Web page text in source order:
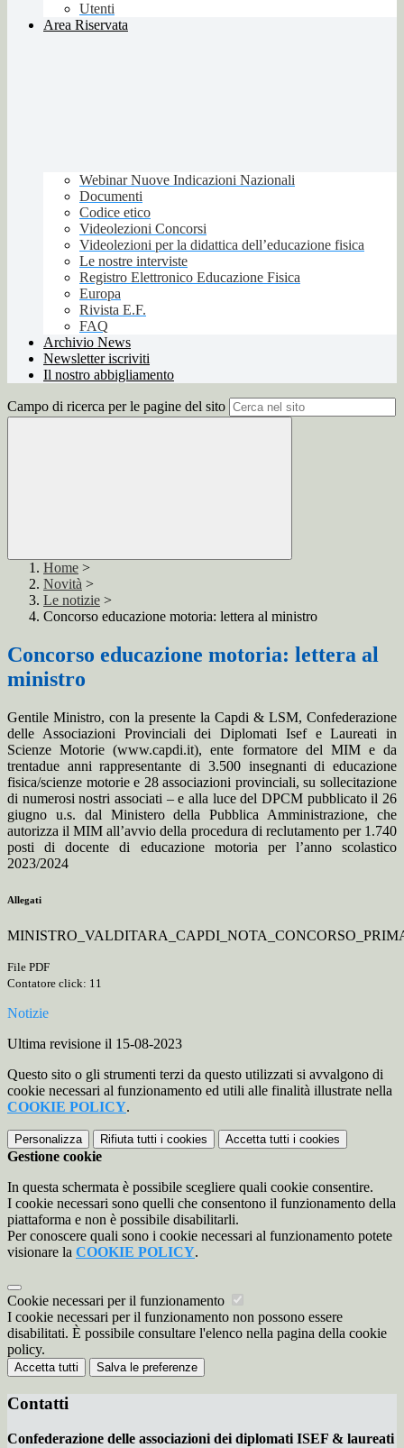
Utenti
Area Riservata
Webinar Nuove Indicazioni Nazionali
Documenti
Codice etico
Videolezioni Concorsi
Videolezioni per la didattica dell’educazione fisica
Le nostre interviste
Registro Elettronico Educazione Fisica
Europa
Rivista E.F.
FAQ
Archivio News
Newsletter iscriviti
Il nostro abbigliamento
Campo di ricerca per le pagine del sito
Home >
Novità >
Le notizie >
Concorso educazione motoria: lettera al ministro
Concorso educazione motoria: lettera al
ministro
Gentile Ministro, con la presente la Capdi & LSM, Confederazione
delle Associazioni Provinciali dei Diplomati Isef e Laureati in
Scienze Motorie (www.capdi.it), ente formatore del MIM e da
trentadue anni rappresentante di 3.500 insegnanti di educazione
fisica/scienze motorie e 28 associazioni provinciali, su sollecitazione
di numerosi nostri associati – e alla luce del DPCM pubblicato il 26
giugno u.s. dal Ministero della Pubblica Amministrazione, che
autorizza il MIM all’avvio della procedura di reclutamento per 1.740
posti di docente di educazione motoria per l’anno scolastico
2023/2024
Allegati
File PDF
Contatore click: 11
Notizie
Ultima revisione il 15-08-2023
Questo sito o gli strumenti terzi da questo utilizzati si avvalgono di
cookie necessari al funzionamento ed utili alle finalità illustrate nella
COOKIE POLICY.
Personalizza Rifiuta tutti i cookies Accetta tutti i cookies
Gestione cookie
In questa schermata è possibile scegliere quali cookie consentire.
I cookie necessari sono quelli che consentono il funzionamento della
piattaforma e non è possibile disabilitarli.
Per conoscere quali sono i cookie necessari al funzionamento potete
visionare la COOKIE POLICY.
Cookie necessari per il funzionamento
I cookie necessari per il funzionamento non possono essere
disabilitati. È possibile consultare l'elenco nella pagina della cookie
policy.
Accetta tutti Salva le preferenze
Contatti
Confederazione delle associazioni dei diplomati ISEF & laureati